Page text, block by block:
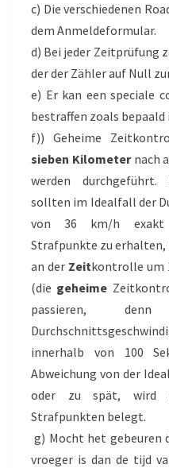
c) Die verschiedenen
dem Anmeldeformular.
d) Bei jeder Zeitprüfung
der der Zähler auf Null
e) Er kan een speciale
bestraffen zoals bepaald
f)) Geheime
sieben Kilometernach
werden
sollten im Idealfall der
von 36 km/h exakt
Strafpunkte zu
an der Zeitkontrolle um
(die geheime
passieren,
innerhalb von 100
Abweichung von der
oder zu spät, wird
Strafpunkten belegt.
g) Mocht het gebeuren
vroeger is dan de tijd